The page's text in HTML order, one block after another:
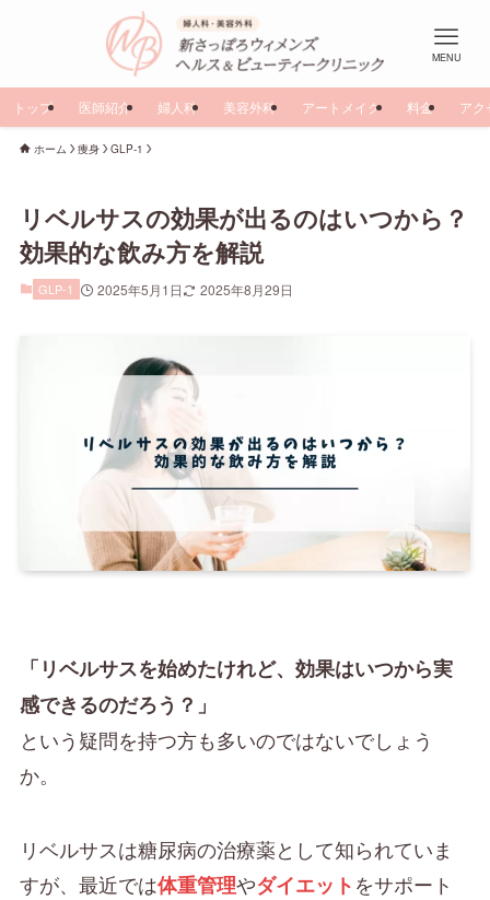
MENU
トップ 医師紹介 婦人科 美容外科 アートメイク 料金 アク
ホーム 痩身 GLP-1
リベルサスの効果が出るのはいつから？
効果的な飲み方を解説
GLP-1 2025年5月1日 2025年8月29日
「リベルサスを始めたけれど、効果はいつから実
感できるのだろう？」
という疑問を持つ方も多いのではないでしょう
か。
リベルサスは糖尿病の治療薬として知られていま
すが、最近では体重管理やダイエットをサポート